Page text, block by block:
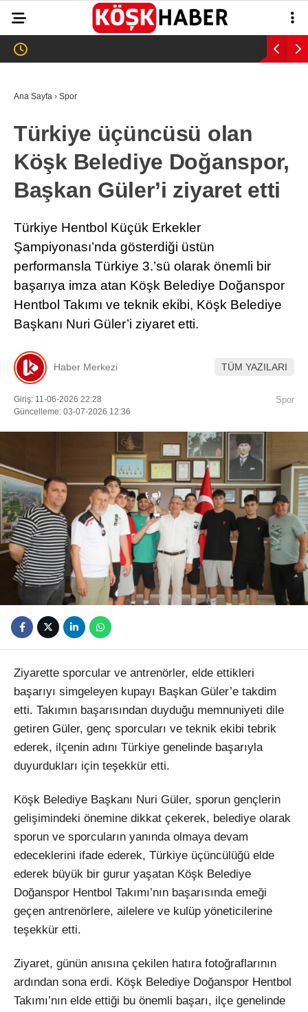
WhatsApp İhbar
Hattı
Instagram
26.2°
ASAYİŞ
EĞİTİM
SAĞLIK
EKONOMİ
SPOR
Ana Sayfa › Spor
Türkiye üçüncüsü olan
Köşk Belediye Doğanspor,
Başkan Güler’i ziyaret etti
Türkiye Hentbol Küçük Erkekler
Şampiyonası’nda gösterdiği üstün
performansla Türkiye 3.’sü olarak önemli bir
başarıya imza atan Köşk Belediye Doğanspor
Hentbol Takımı ve teknik ekibi, Köşk Belediye
Başkanı Nuri Güler’i ziyaret etti.
Haber Merkezi TÜM YAZILARI
Giriş: 11-06-2026 22:28
Güncelleme: 03-07-2026 12:36
Spor
Ziyarette sporcular ve antrenörler, elde ettikleri
başarıyı simgeleyen kupayı Başkan Güler’e takdim
etti. Takımın başarısından duyduğu memnuniyeti dile
getiren Güler, genç sporcuları ve teknik ekibi tebrik
ederek, ilçenin adını Türkiye genelinde başarıyla
duyurdukları için teşekkür etti.
Köşk Belediye Başkanı Nuri Güler, sporun gençlerin
gelişimindeki önemine dikkat çekerek, belediye olarak
sporun ve sporcuların yanında olmaya devam
edeceklerini ifade ederek, Türkiye üçüncülüğü elde
ederek büyük bir gurur yaşatan Köşk Belediye
Doğanspor Hentbol Takımı’nın başarısında emeği
geçen antrenörlere, ailelere ve kulüp yöneticilerine
teşekkür etti.
Ziyaret, günün anısına çekilen hatıra fotoğraflarının
ardından sona erdi. Köşk Belediye Doğanspor Hentbol
Takımı’nın elde ettiği bu önemli başarı, ilçe genelinde